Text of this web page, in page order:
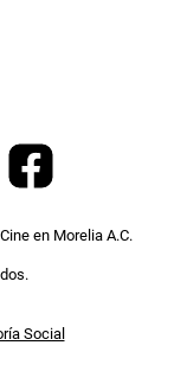
en Morelia A.C.
Social